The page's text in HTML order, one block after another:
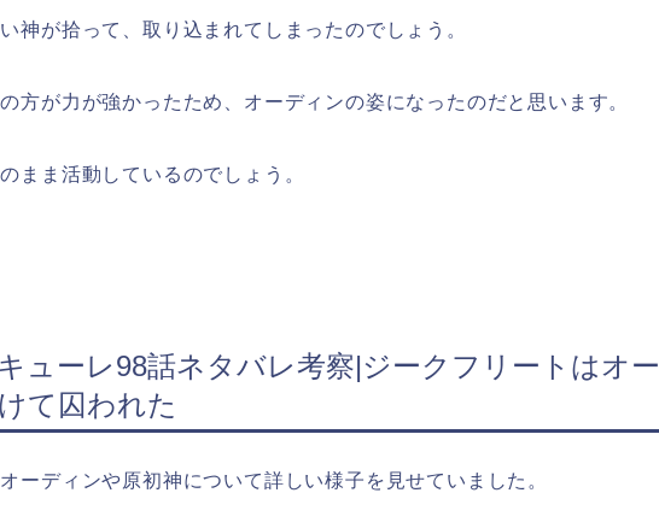
神が拾って、取り込まれてしまったのでしょう。
方が力が強かったため、オーディンの姿になったのだと思います。
まま活動しているのでしょう。
ューレ98話ネタバレ考察|ジークフリートはオー
て囚われた
ーディンや原初神について詳しい様子を見せていました。